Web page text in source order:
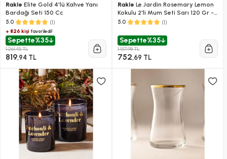
Rakle Elite Gold 4'lü Kahve Yanı
Bardağı Seti 150 Cc
5.0 (1)
+ 826 kişi favoriledi!
Sepette%35
1.261,45 TL
819,94 TL
Rakle Le Jardin Rosemary Lemon
Kokulu 2'li Mum Seti Sarı 120 Gr -
200 Gr
5.0 (1)
Sepette%35
1.157,98 TL
752,69 TL